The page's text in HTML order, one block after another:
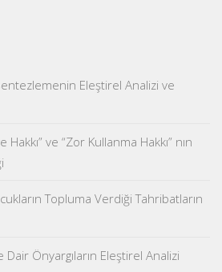
Eleştirel Analizi ve
ve “Zor Kullanma Hakkı” nın
Topluma Verdiği Tahribatların
Önyargıların Eleştirel Analizi